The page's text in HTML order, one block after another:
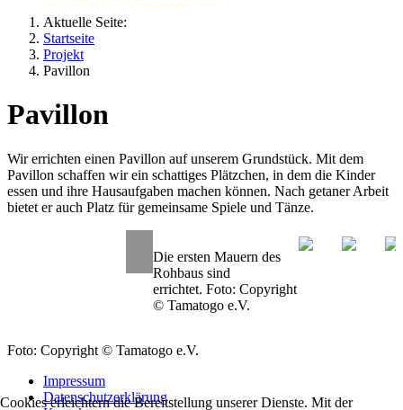
Aktuelle Seite:
Startseite
Projekt
Pavillon
Pavillon
Wir errichten einen Pavillon auf unserem Grundstück. Mit dem
Pavillon schaffen wir ein schattiges Plätzchen, in dem die Kinder
essen und ihre Hausaufgaben machen können. Nach getaner Arbeit
bietet er auch Platz für gemeinsame Spiele und Tänze.
Die ersten Mauern des
Rohbaus sind
errichtet. Foto: Copyright
© Tamatogo e.V.
Foto: Copyright © Tamatogo e.V.
Impressum
Datenschutzerklärung
Cookies erleichtern die Bereitstellung unserer Dienste. Mit der